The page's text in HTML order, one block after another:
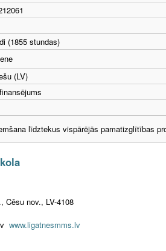
(1855 stundas)
(LV)
līdztekus vispārējās pamatizglītības
Cēsu nov., LV-4108
www.ligatnesmms.lv